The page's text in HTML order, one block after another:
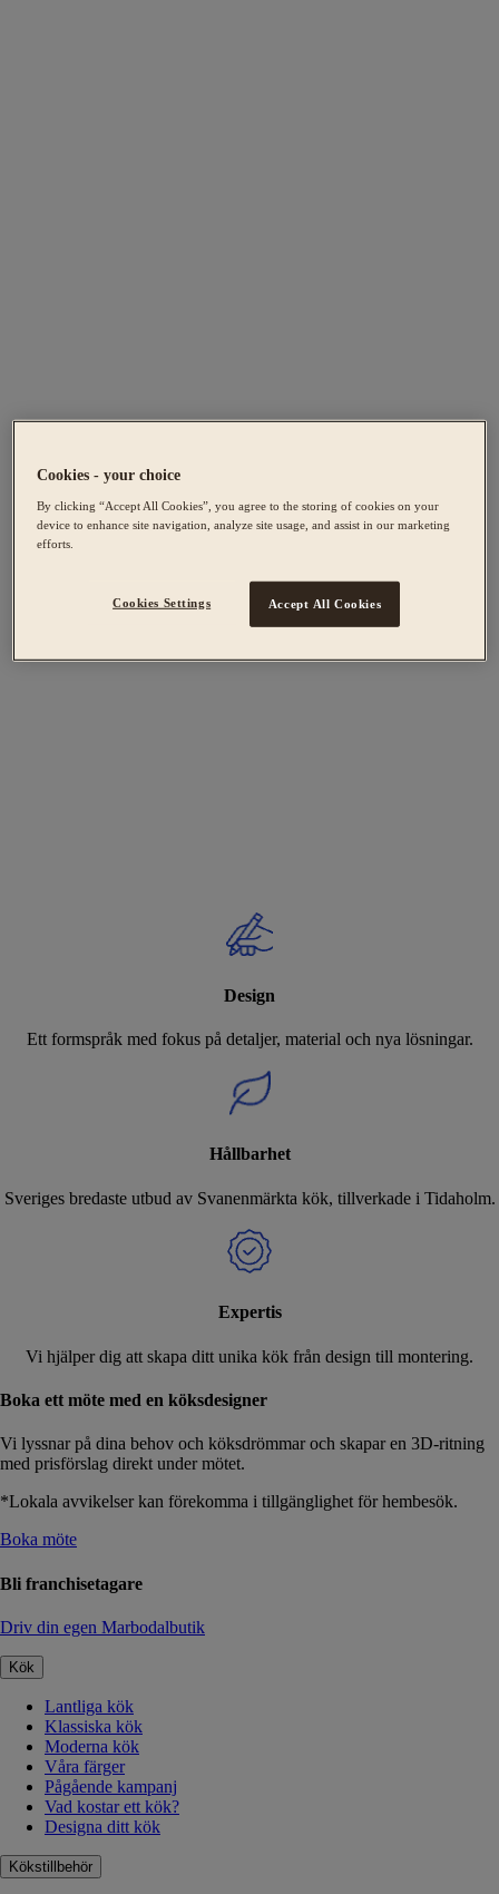
Design
Ett formspråk med fokus på detaljer, material och nya lösningar.
Hållbarhet
Sveriges bredaste utbud av Svanenmärkta kök, tillverkade i Tidaholm.
Expertis
Vi hjälper dig att skapa ditt unika kök från design till montering.
Boka ett möte med en köksdesigner
Vi lyssnar på dina behov och köksdrömmar och skapar en 3D-ritning
med prisförslag direkt under mötet.
*Lokala avvikelser kan förekomma i tillgänglighet för hembesök.
Boka möte
Bli franchisetagare
Driv din egen Marbodalbutik
Kök
Lantliga kök
Klassiska kök
Moderna kök
Våra färger
Pågående kampanj
Vad kostar ett kök?
Designa ditt kök
Kökstillbehör
Cookies - your choice
By clicking “Accept All Cookies”, you agree to the storing of cookies on your
device to enhance site navigation, analyze site usage, and assist in our marketing
efforts.
Cookies Settings Accept All Cookies